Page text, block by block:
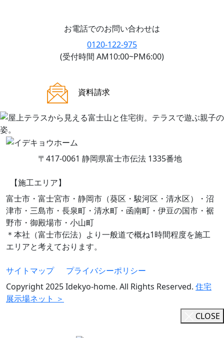
お電話でのお問い合わせは
0120-122-975
(受付時間 AM10:00~PM6:00)
資料請求
〒417-0061 静岡県富士市伝法 1335番地
【施工エリア】
富士市・富士宮市・静岡市（葵区・駿河区・清水区）・沼
津市・三島市・長泉町・清水町・函南町・伊豆の国市・裾
野市・御殿場市・小山町
＊本社（富士市伝法）より一般道で概ね1時間程度を施工
エリアと考えております。
サイトマップ
プライバシーポリシー
Copyright 2025 Idekyo-home. All Rights Reserved. 住宅
展示場ネット ＞
CLOSE